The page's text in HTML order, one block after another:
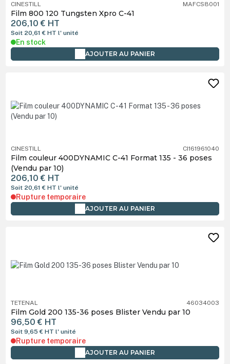
CINESTILL MAFCS8001
Film 800 120 Tungsten Xpro C-41
206,10 € HT
Soit 20,61 €HTl' unité
En stock
AJOUTER AU PANIER
CINESTILL CI161961040
Film couleur 400DYNAMIC C-41 Format 135 - 36 poses
(Vendu par 10)
206,10 € HT
Soit 20,61 €HTl' unité
Rupture temporaire
AJOUTER AU PANIER
TETENAL 46034003
Film Gold 200 135-36 poses Blister Vendu par 10
96,50 € HT
Soit 9,65 €HTl' unité
Rupture temporaire
AJOUTER AU PANIER